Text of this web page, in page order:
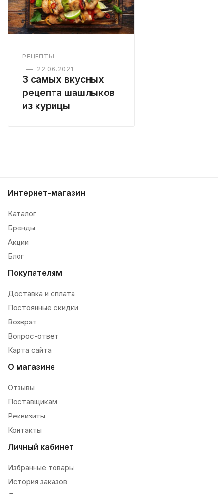
РЕЦЕПТЫ
—
22.06.2021
3 cамых вкусных
рецепта шашлыков
из курицы
Интернет-магазин
Каталог
Бренды
Акции
Блог
Покупателям
Доставка и оплата
Постоянные скидки
Возврат
Вопрос-ответ
Карта сайта
О магазине
Отзывы
Поставщикам
Реквизиты
Контакты
Личный кабинет
Избранные товары
История заказов